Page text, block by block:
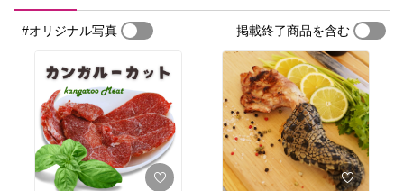
#オリジナル写真 掲載終了商品を含む